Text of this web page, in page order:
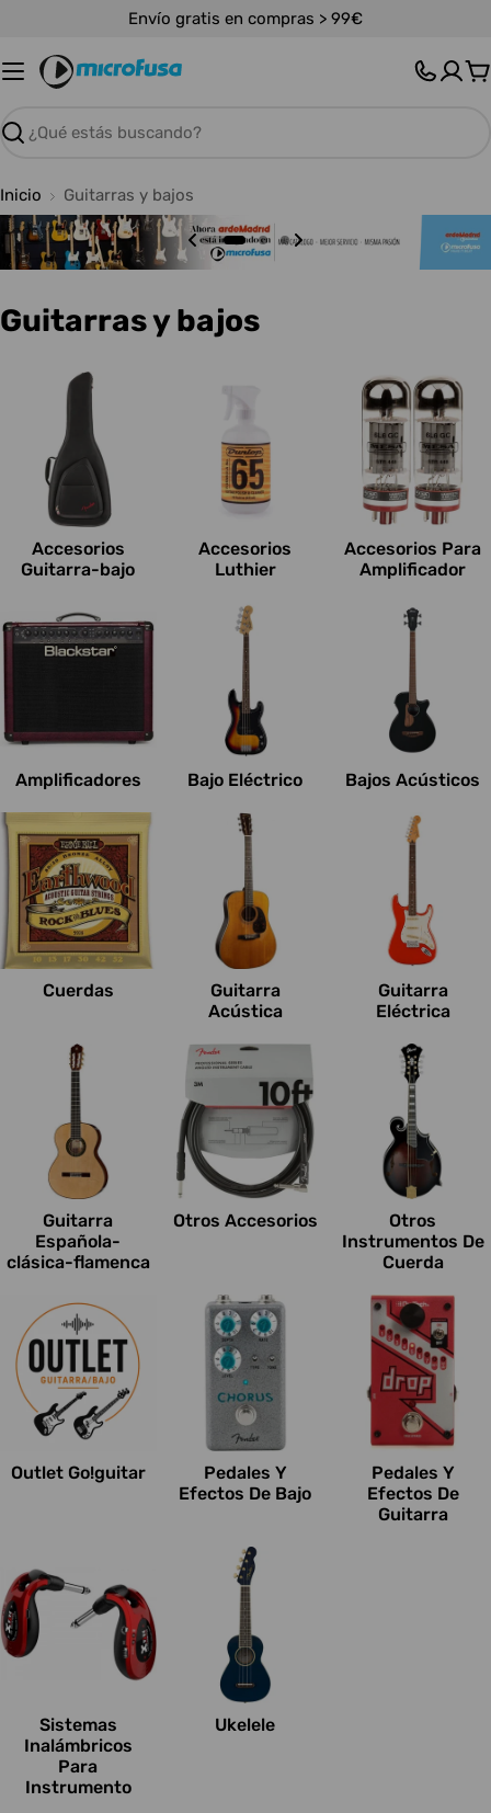
contenido
Envío gratis en compras > 99€
Buscar
Inicio Guitarras y bajos
C
e
s
:
Guitarras y bajos
Accesorios
Guitarra-bajo
Accesorios
Luthier
Accesorios Para
Amplificador
Amplificadores Bajo Eléctrico Bajos Acústicos
Cuerdas
Guitarra
Acústica
Guitarra
Eléctrica
Guitarra
Española-
clásica-flamenca
Otros Accesorios
Otros
Instrumentos De
Cuerda
Outlet Go!guitar
Pedales Y
Efectos De Bajo
Pedales Y
Efectos De
Guitarra
Sistemas
Inalámbricos
Para
Instrumento
Ukelele